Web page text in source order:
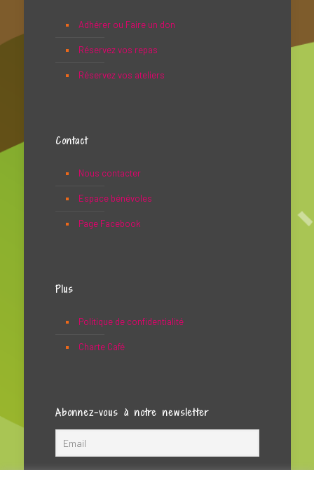
Adhérer ou Faire un don
Réservez vos repas
Réservez vos ateliers
Contact
Nous contacter
Espace bénévoles
Page Facebook
Plus
Politique de confidentialité
Charte Café
Abonnez-vous à notre newsletter